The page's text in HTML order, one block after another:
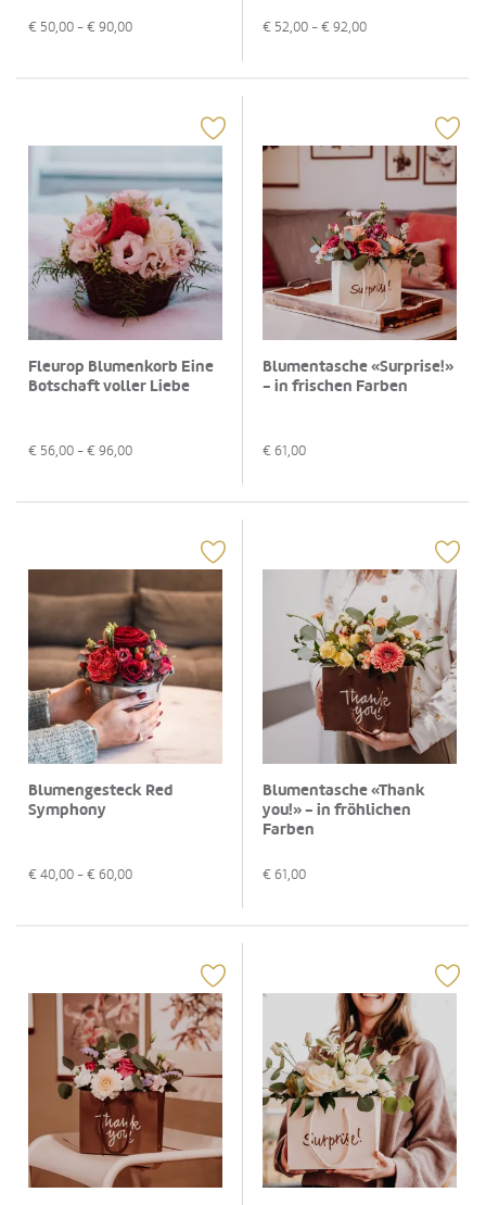
€ 50,00 - € 90,00 € 52,00 - € 92,00
Fleurop Blumenkorb Eine
Botschaft voller Liebe
€ 56,00 - € 96,00
Blumentasche «Surprise!»
- in frischen Farben
€ 61,00
Blumengesteck Red
Symphony
€ 40,00 - € 60,00
Blumentasche «Thank
you!» - in fröhlichen
Farben
€ 61,00